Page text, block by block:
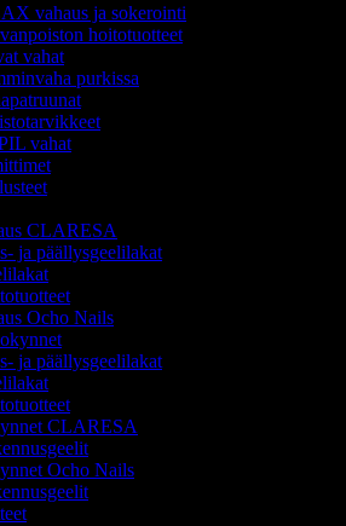
vahaus ja sokerointi
hoitotuotteet
vahat
purkissa
vahat
CLARESA
ja päällysgeelilakat
Ocho Nails
ja päällysgeelilakat
CLARESA
Ocho Nails